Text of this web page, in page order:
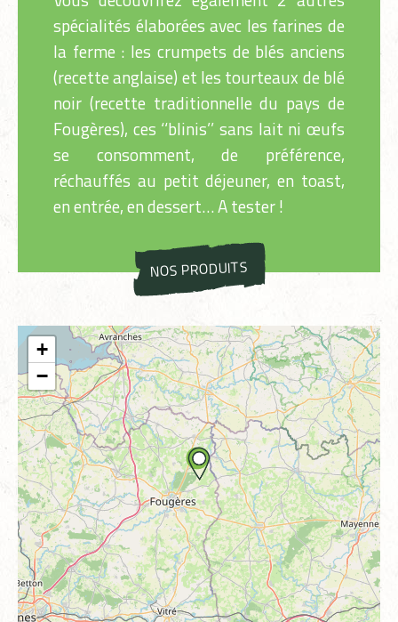
spécialités élaborées avec les farines de
la ferme : les crumpets de blés anciens
(recette anglaise) et les tourteaux de blé
noir (recette traditionnelle du pays de
Fougères), ces ‘‘blinis’’ sans lait ni œufs
se consomment, de préférence,
réchauffés au petit déjeuner, en toast,
en entrée, en dessert… A tester !
NOS PRODUITS
+
−